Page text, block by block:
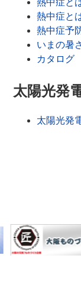
熱中症と
熱中症予
いまの暑
カタログ
太陽光発
太陽光発